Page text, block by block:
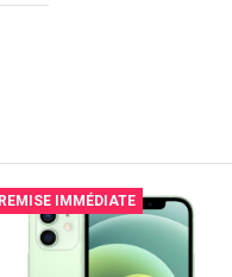
REMISE IMMÉDIATE